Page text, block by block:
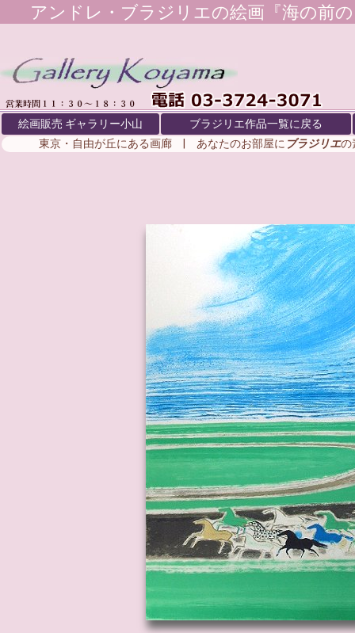
アンドレ・ブラジリエの絵画『海の前
絵画販売 ギャラリー小山
ブラジリエ作品一覧に戻る
東京・自由が丘にある画廊 | あなたのお部屋に ブラジリエの